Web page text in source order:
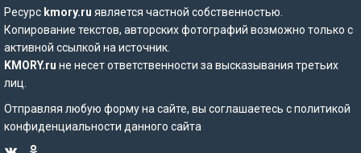
Ресурс kmory.ru является частной собственностью.
Копирование текстов, авторских фотографий возможно только с
активной ссылкой на источник.
KMORY.ru не несет ответственности за высказывания третьих
лиц.
Отправляя любую форму на сайте, вы соглашаетесь сполитикой
конфиденциальности данного сайта